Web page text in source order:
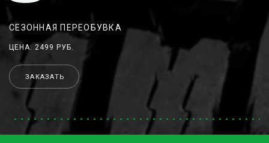
СЕЗОННАЯ ПЕРЕОБУВКА
ЦЕНА: 2499 РУБ.
ЗАКАЗАТЬ